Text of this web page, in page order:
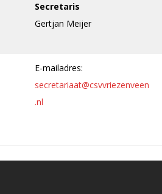
Secretaris
Gertjan Meijer
E-mailadres:
secretariaat@csvvriezenveen
.nl